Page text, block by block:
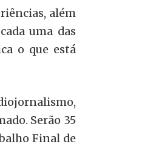
além
uma das
o que está
Serão 35
Final de